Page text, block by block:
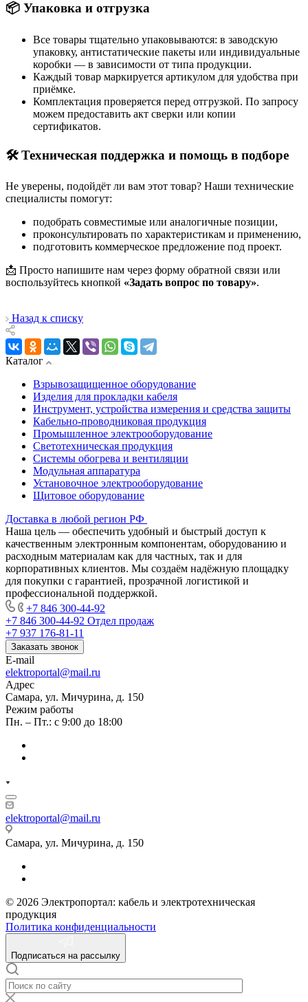
📦 Упаковка и отгрузка
Все товары тщательно упаковываются: в заводскую
упаковку, антистатические пакеты или индивидуальные
коробки — в зависимости от типа продукции.
Каждый товар маркируется артикулом для удобства при
приёмке.
Комплектация проверяется перед отгрузкой. По запросу
можем предоставить акт сверки или копии
сертификатов.
🛠 Техническая поддержка и помощь в подборе
Не уверены, подойдёт ли вам этот товар? Наши технические
специалисты помогут:
подобрать совместимые или аналогичные позиции,
проконсультировать по характеристикам и применению,
подготовить коммерческое предложение под проект.
📩 Просто напишите нам через форму обратной связи или
воспользуйтесь кнопкой «Задать вопрос по товару».
Назад к списку
Каталог
Взрывозащищенное оборудование
Изделия для прокладки кабеля
Инструмент, устройства измерения и средства защиты
Кабельно-проводниковая продукция
Промышленное электрооборудование
Светотехническая продукция
Системы обогрева и вентиляции
Модульная аппаратура
Установочное электрооборудование
Щитовое оборудование
Доставка в любой регион РФ
Наша цель — обеспечить удобный и быстрый доступ к
качественным электронным компонентам, оборудованию и
расходным материалам как для частных, так и для
корпоративных клиентов. Мы создаём надёжную площадку
для покупки с гарантией, прозрачной логистикой и
профессиональной поддержкой.
+7 846 300-44-92
+7 846 300-44-92 Отдел продаж
+7 937 176-81-11
Заказать звонок
E-mail
elektroportal@mail.ru
Адрес
Самара, ул. Мичурина, д. 150
Режим работы
Пн. – Пт.: с 9:00 до 18:00
elektroportal@mail.ru
Самара, ул. Мичурина, д. 150
© 2026 Электропортал: кабель и электротехническая
продукция
Политика конфиденциальности
Подписаться на рассылку